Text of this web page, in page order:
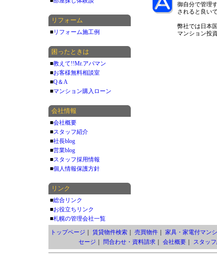
御自分で管理
されると良い
弊社では日本
マンション投
リフォーム
■リフォーム施工例
困ったときは
■教えて!!Mr.アパマン
■お客様無料相談室
■Q＆A
■マンション購入ローン
会社情報
■会社概要
■スタッフ紹介
■社長blog
■営業blog
■スタッフ採用情報
■個人情報保護方針
リンク
■総合リンク
■お役立ちリンク
■札幌の管理会社一覧
トップページ
賃貸物件検索｜ 売買物件｜ 家具・家電付マン
セージ
問合わせ・資料請求｜ 会社概要｜ スタッ